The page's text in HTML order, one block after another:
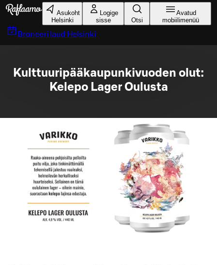
Liigu peamise sisu juurde
Asukoht
Helsinki
Logige
sisse
Otsi
Avatud
mobiilimenüü
Broneeri laud Helsinki
Kulttuuripääkaupunkivuoden olut:
Kelepo Lager Oulusta